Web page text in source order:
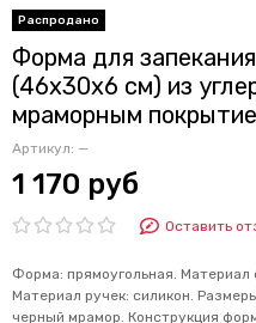
Форма для
(46х30х6 см) из
мраморным
Артикул: —
1 170 руб
Оставить
Форма: прямоугольная. Материал
Материал ручек: силикон.
черный мрамор. Конструкция